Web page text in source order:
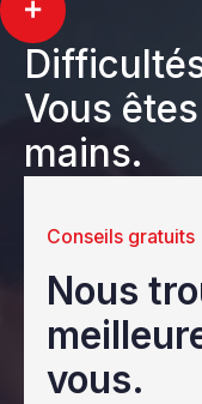
Vous
mains.
Conseils gratuits
Nous
vous.